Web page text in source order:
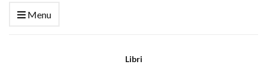
Menu
Libri